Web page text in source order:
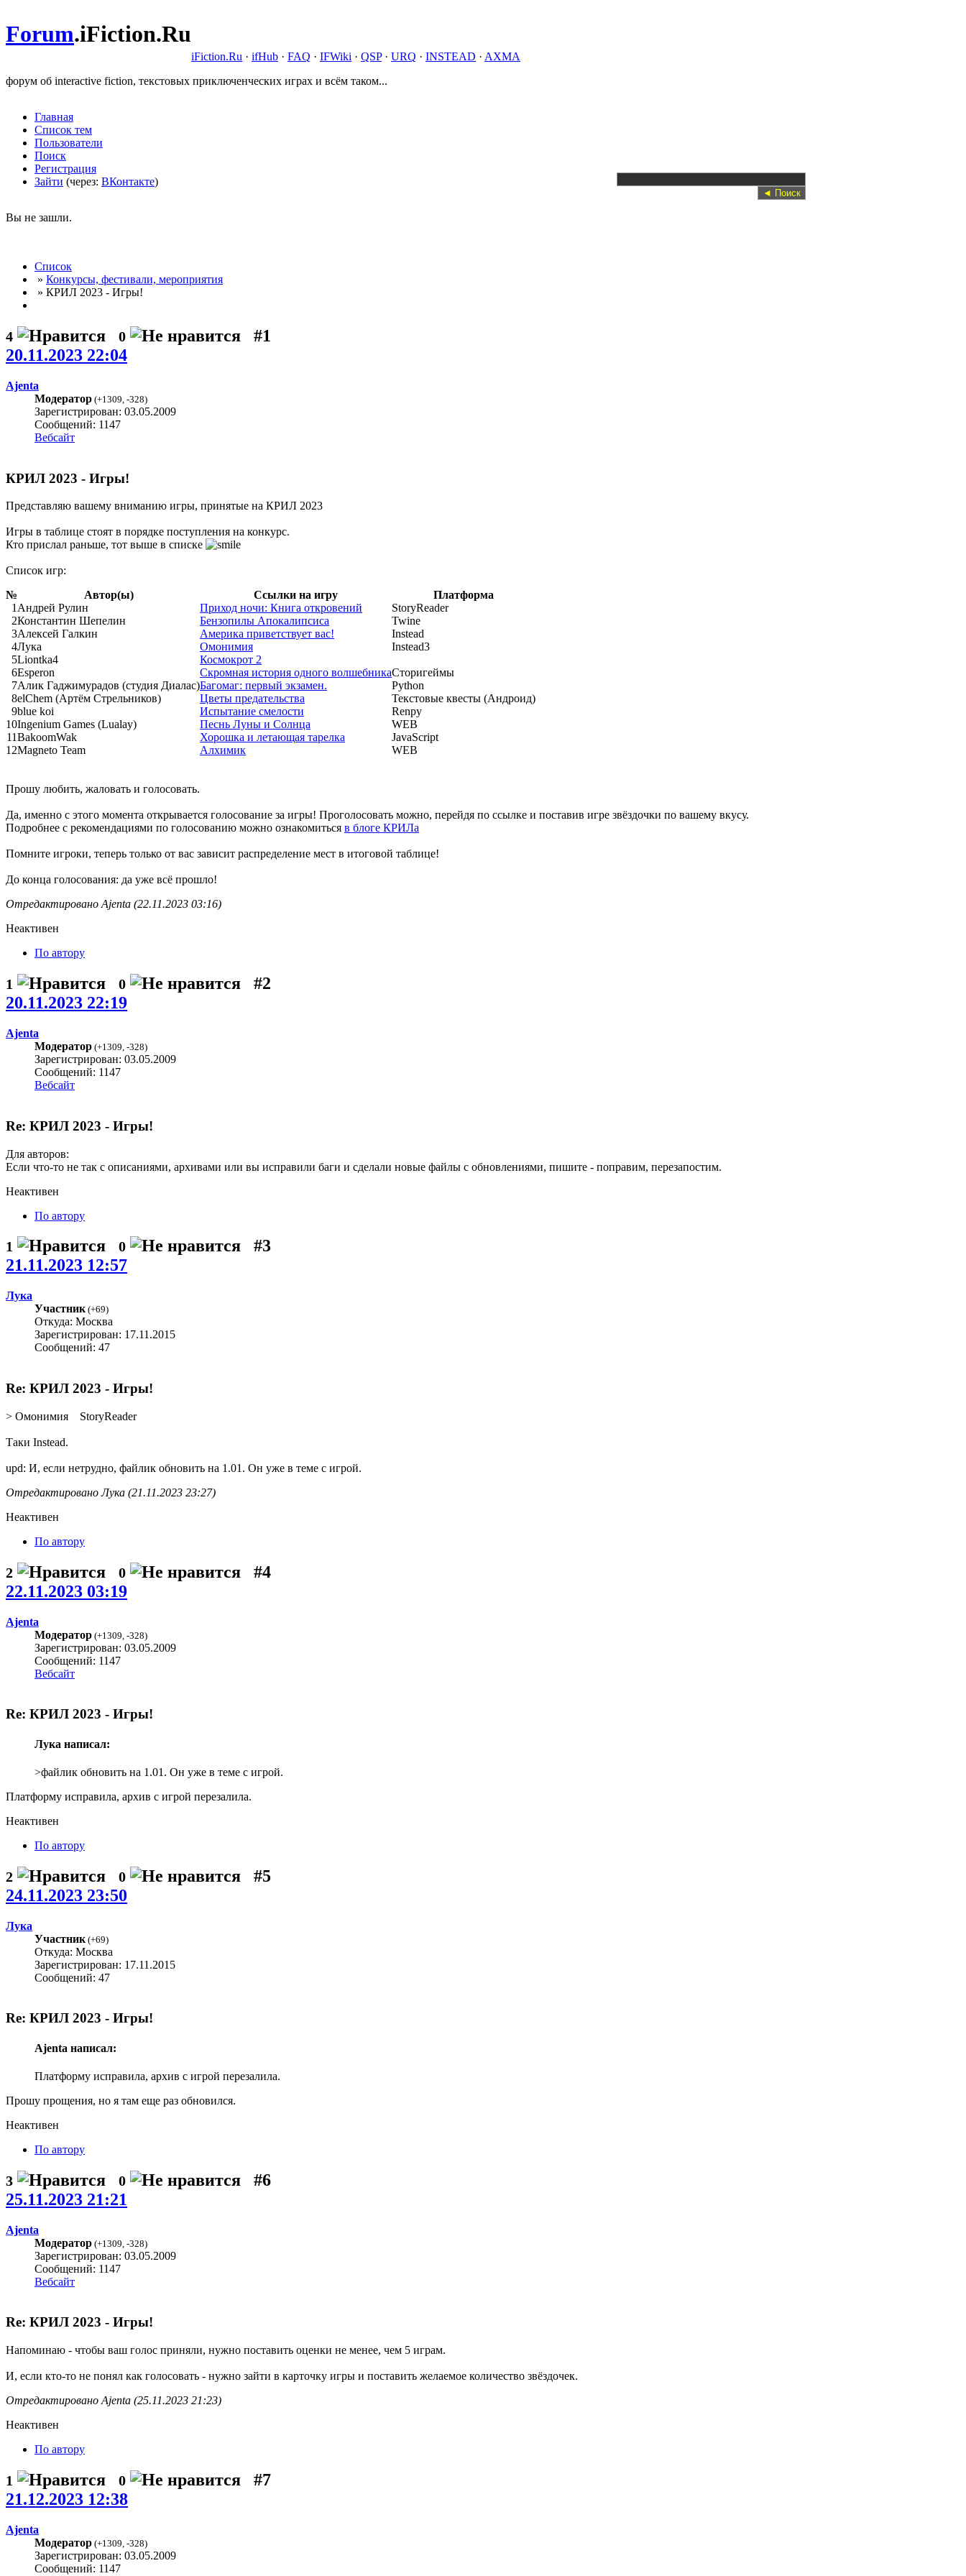
Forum.iFiction.Ru
iFiction.Ru · ifHub · FAQ · IFWiki · QSP· URQ · INSTEAD · AXMA
форум об interactive fiction, текстовых приключенческих играх и всём таком...
Главная
Список тем
Пользователи
Поиск
Регистрация
Зайти (через: ВКонтакте)
Вы не зашли.
Список
» Конкурсы, фестивали, мероприятия
» КРИЛ 2023 - Игры!
4 0
#1
20.11.2023 22:04
Ajenta
Модератор (+1309 -328)
Зарегистрирован: 03.05.2009
Сообщений: 1147
Вебсайт
КРИЛ 2023 - Игры!
Представляю вашему вниманию игры, принятые на КРИЛ 2023
Игры в таблице стоят в порядке поступления на конкурс.
Кто прислал раньше, тот выше в списке
Список игр:
№
Автор(ы) Ссылки на игру
Платформа
1 Андрей Рулин Приход ночи: Книга откровений
StoryReader
2Константин Шепелин Бензопилы Апокалипсиса
Twine
3Алексей Галкин Америка приветствует вас!
Instead
4Лука Омонимия
Instead3
5Liontka4
Космокрот 2
6Esperon Скромная история одного волшебникаСторигеймы
7Алик Гаджимурадов (студия Диалас)Багомаг: первый экзамен.
Python
8elChem (Артём Стрельников) Цветы предательства
Текстовые квесты (Андроид)
9blue koi Испытание смелости
Renpy
10Ingenium Games (Lualay) Песнь Луны и Солнца
WEB
11BakoomWak Хорошка и летающая тарелка
JavaScript
12Magneto Team Алхимик WEB
Прошу любить, жаловать и голосовать.
Да, именно с этого момента открывается голосование за игры! Проголосовать можно, перейдя по ссылке и поставив игре звёздочки по вашему вкусу.
Подробнее с рекомендациями по голосованию можно ознакомиться в блоге КРИЛа
Помните игроки, теперь только от вас зависит распределение мест в итоговой таблице!
До конца голосования: да уже всё прошло!
Отредактировано Ajenta (22.11.2023 03:16)
Неактивен
По автору
1 0
#2
20.11.2023 22:19
Ajenta
Модератор (+1309, -328)
Зарегистрирован: 03.05.2009
Сообщений: 1147
Вебсайт
Re: КРИЛ 2023 - Игры!
Для авторов:
Если что-то не так с описаниями, архивами или вы исправили баги и сделали новые файлы с обновлениями, пишите - поправим, перезапостим.
Неактивен
По автору
1 0
#3
21.11.2023 12:57
Лука
Участник(+69)
Откуда: Москва
Зарегистрирован: 17.11.2015
Сообщений: 47
Re: КРИЛ 2023 - Игры!
> Омонимия StoryReader
Таки Instead.
upd: И, если нетрудно, файлик обновить на 1.01. Он уже в теме с игрой.
Отредактировано Лука (21.11.2023 23:27)
Неактивен
По автору
2 0
#4
22.11.2023 03:19
Ajenta
Модератор (+1309 -328)
Зарегистрирован: 03.05.2009
Сообщений: 1147
Вебсайт
Re: КРИЛ 2023 - Игры!
Лука написал:
>файлик обновить на 1.01. Он уже в теме с игрой.
Платформу исправила, архив с игрой перезалила.
Неактивен
По автору
2 0
#5
24.11.2023 23:50
Лука
Участник (+69)
Откуда: Москва
Зарегистрирован: 17.11.2015
Сообщений: 47
Re: КРИЛ 2023 - Игры!
Ajenta написал:
Платформу исправила, архив с игрой перезалила.
Прошу прощения, но я там еще раз обновился.
Неактивен
По автору
3 0
#6
25.11.2023 21:21
Ajenta
Модератор (+1309 -328)
Зарегистрирован: 03.05.2009
Сообщений: 1147
Вебсайт
Re: КРИЛ 2023 - Игры!
Напоминаю - чтобы ваш голос приняли, нужно поставить оценки не менее, чем 5 играм.
И, если кто-то не понял как голосовать - нужно зайти в карточку игры и поставить желаемое количество звёздочек.
Отредактировано Ajenta (25.11.2023 21:23)
Неактивен
По автору
1 0
#7
21.12.2023 12:38
Ajenta
Модератор (+1309 -328)
Зарегистрирован: 03.05.2009
Сообщений: 1147